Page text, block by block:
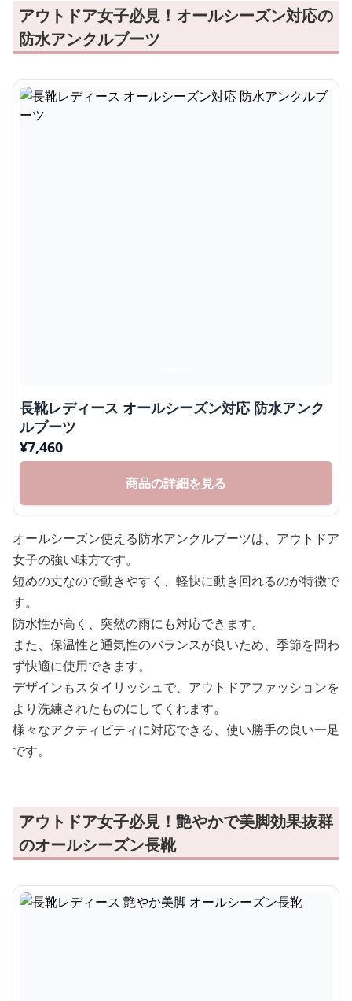
アウトドア女子必見！オールシーズン対応の
防水アンクルブーツ
長靴レディース オールシーズン対応 防水アンク
ルブーツ
¥7,460
商品の詳細を見る
オールシーズン使える防水アンクルブーツは、アウトドア
女子の強い味方です。
短めの丈なので動きやすく、軽快に動き回れるのが特徴で
す。
防水性が高く、突然の雨にも対応できます。
また、保温性と通気性のバランスが良いため、季節を問わ
ず快適に使用できます。
デザインもスタイリッシュで、アウトドアファッションを
より洗練されたものにしてくれます。
様々なアクティビティに対応できる、使い勝手の良い一足
です。
アウトドア女子必見！艶やかで美脚効果抜群
のオールシーズン長靴